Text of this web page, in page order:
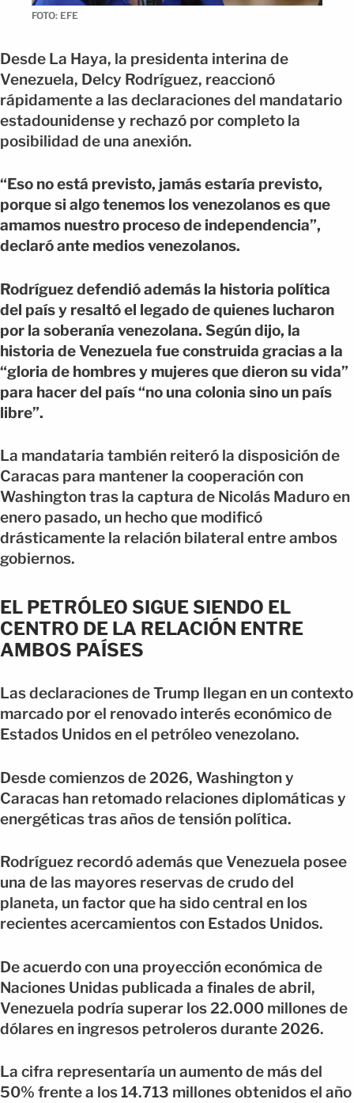
FOTO: EFE
Desde La Haya, la presidenta interina de
Venezuela, Delcy Rodríguez, reaccionó
rápidamente a las declaraciones del mandatario
estadounidense y rechazó por completo la
posibilidad de una anexión.
“Eso no está previsto, jamás estaría previsto,
porque si algo tenemos los venezolanos es que
amamos nuestro proceso de independencia”,
declaró ante medios venezolanos.
Rodríguez defendió además la historia política
del país y resaltó el legado de quienes lucharon
por la soberanía venezolana. Según dijo, la
historia de Venezuela fue construida gracias a la
“gloria de hombres y mujeres que dieron su vida”
para hacer del país “no una colonia sino un país
libre”.
La mandataria también reiteró la disposición de
Caracas para mantener la cooperación con
Washington tras la captura de Nicolás Maduro en
enero pasado, un hecho que modificó
drásticamente la relación bilateral entre ambos
gobiernos.
EL PETRÓLEO SIGUE SIENDO EL
CENTRO DE LA RELACIÓN ENTRE
AMBOS PAÍSES
Las declaraciones de Trump llegan en un contexto
marcado por el renovado interés económico de
Estados Unidos en el petróleo venezolano.
Desde comienzos de 2026, Washington y
Caracas han retomado relaciones diplomáticas y
energéticas tras años de tensión política.
Rodríguez recordó además que Venezuela posee
una de las mayores reservas de crudo del
planeta, un factor que ha sido central en los
recientes acercamientos con Estados Unidos.
De acuerdo con una proyección económica de
Naciones Unidas publicada a finales de abril,
Venezuela podría superar los 22.000 millones de
dólares en ingresos petroleros durante 2026.
La cifra representaría un aumento de más del
50% frente a los 14.713 millones obtenidos el año